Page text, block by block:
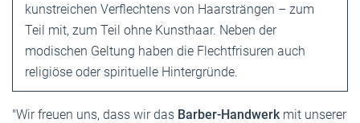
kunstreichen Verflechtens von Haarsträngen – zum
Teil mit, zum Teil ohne Kunsthaar. Neben der
modischen Geltung haben die Flechtfrisuren auch
religiöse oder spirituelle Hintergründe.
"Wir freuen uns, dass wir das Barber-Handwerk mit unserer